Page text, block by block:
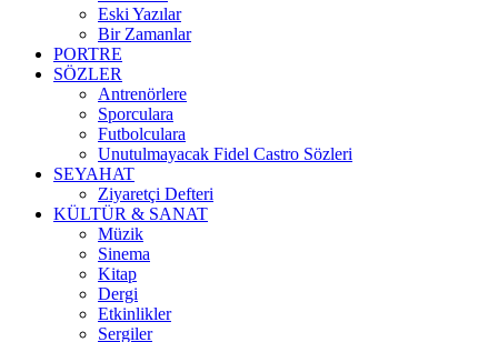
Eski Yazılar
Bir Zamanlar
PORTRE
SÖZLER
Antrenörlere
Sporculara
Futbolculara
Unutulmayacak Fidel Castro Sözleri
SEYAHAT
Ziyaretçi Defteri
KÜLTÜR & SANAT
Müzik
Sinema
Kitap
Dergi
Etkinlikler
Sergiler